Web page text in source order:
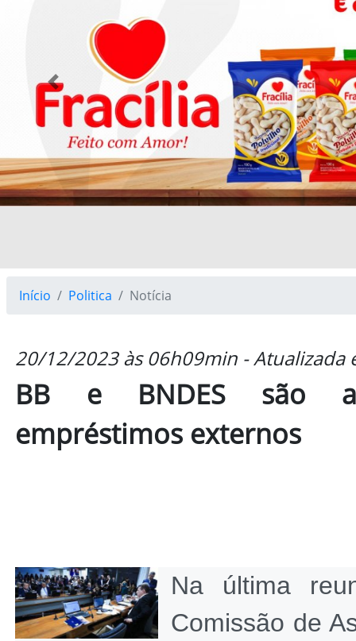
Previous
Início Politica Notícia
20/12/2023 às 06h09min -
BB e BNDES são
empréstimos externos
Na última
Comissão de